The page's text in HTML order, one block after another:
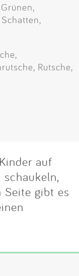
Rutsche,
auf
Seite gibt es